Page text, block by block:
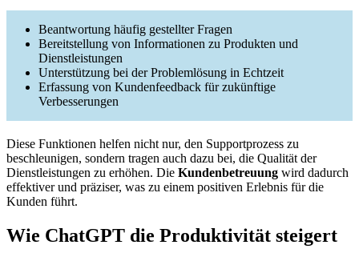
Beantwortung häufig gestellter Fragen
Bereitstellung von Informationen zu Produkten und
Dienstleistungen
Unterstützung bei der Problemlösung in Echtzeit
Erfassung von Kundenfeedback für zukünftige
Verbesserungen
Diese Funktionen helfen nicht nur, den Supportprozess zu
beschleunigen, sondern tragen auch dazu bei, die Qualität der
Dienstleistungen zu erhöhen. Die Kundenbetreuung wird dadurch
effektiver und präziser, was zu einem positiven Erlebnis für die
Kunden führt.
Wie ChatGPT die Produktivität steigert